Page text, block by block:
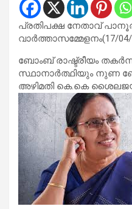
പ്രതിപക്ഷ നേതാവ്
വാര്‍ത്താസമ്മേളനം(17/04/
ബോംബ് രാഷ്ട്രീയം
സ്ഥാനാര്‍ത്ഥിയും നുണ
അഴിമതി കെ.കെ